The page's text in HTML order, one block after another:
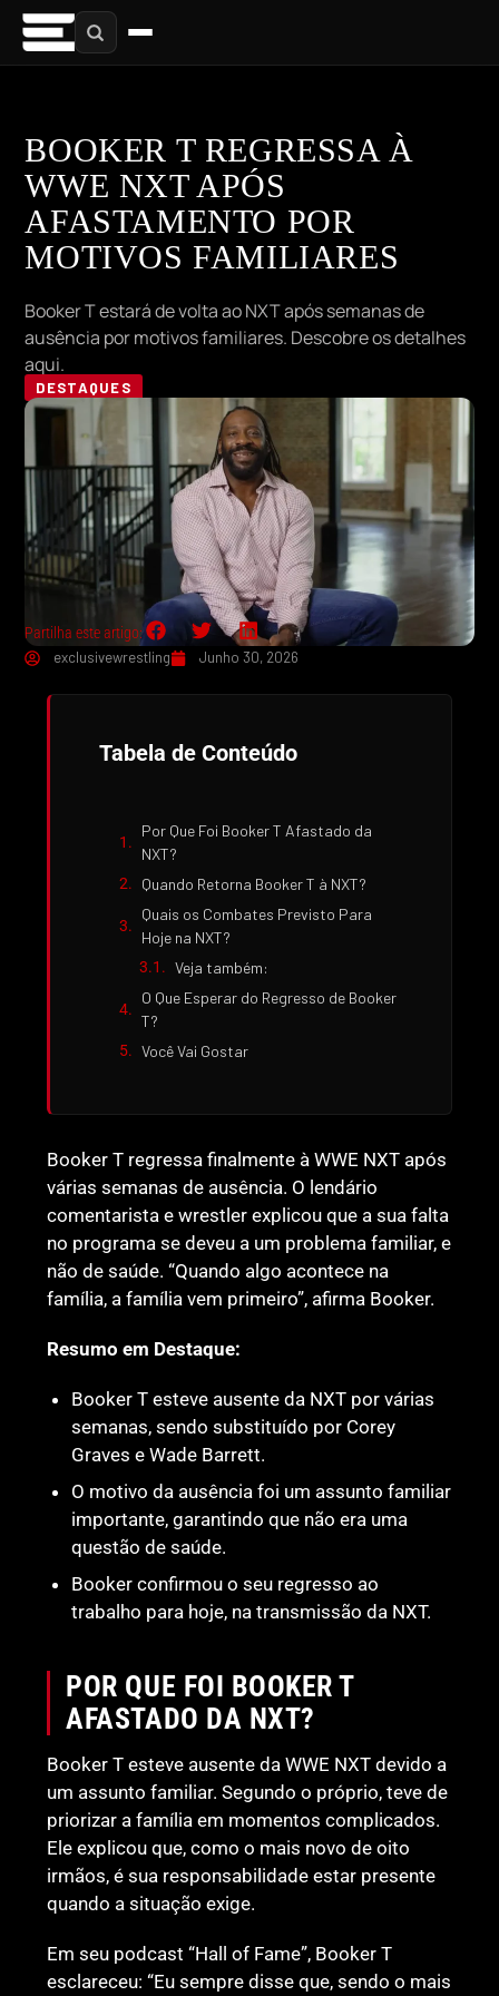
BOOKER T REGRESSA À
WWE NXT APÓS
AFASTAMENTO POR
MOTIVOS FAMILIARES
Booker T estará de volta ao NXT após semanas de
ausência por motivos familiares. Descobre os detalhes
aqui.
DESTAQUES
Partilha este artigo:
exclusivewrestling
Junho 30, 2026
Tabela de Conteúdo
Por Que Foi Booker T Afastado da
NXT?
Quando Retorna Booker T à NXT?
Quais os Combates Previsto Para
Hoje na NXT?
Veja também:
O Que Esperar do Regresso de Booker
T?
Você Vai Gostar
Booker T regressa finalmente à WWE NXT após
várias semanas de ausência. O lendário
comentarista e wrestler explicou que a sua falta
no programa se deveu a um problema familiar, e
não de saúde. “Quando algo acontece na
família, a família vem primeiro”, afirma Booker.
Resumo em Destaque:
Booker T esteve ausente da NXT por várias
semanas, sendo substituído por Corey
Graves e Wade Barrett.
O motivo da ausência foi um assunto familiar
importante, garantindo que não era uma
questão de saúde.
Booker confirmou o seu regresso ao
trabalho para hoje, na transmissão da NXT.
POR QUE FOI BOOKER T
AFASTADO DA NXT?
Booker T esteve ausente da WWE NXT devido a
um assunto familiar. Segundo o próprio, teve de
priorizar a família em momentos complicados.
Ele explicou que, como o mais novo de oito
irmãos, é sua responsabilidade estar presente
quando a situação exige.
Em seu podcast “Hall of Fame”, Booker T
esclareceu: “Eu sempre disse que, sendo o mais